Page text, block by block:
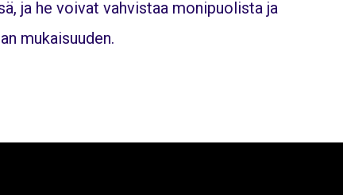
ja he voivat vahvistaa monipuolista ja
mukaisuuden.